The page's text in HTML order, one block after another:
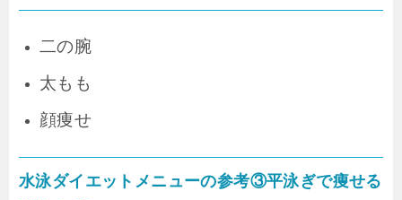
二の腕
太もも
顔痩せ
水泳ダイエットメニューの参考③平泳ぎで痩せる